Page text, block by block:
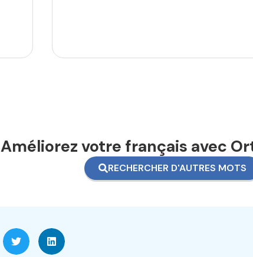
Améliorez votre français avec
RECHERCHER D'AUTRES MOTS